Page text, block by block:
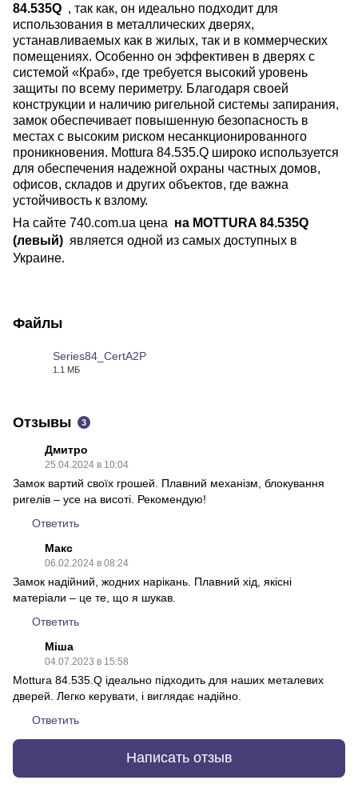
84.535Q , так как, он идеально подходит для
использования в металлических дверях,
устанавливаемых как в жилых, так и в коммерческих
помещениях. Особенно он эффективен в дверях с
системой «Краб», где требуется высокий уровень
защиты по всему периметру. Благодаря своей
конструкции и наличию ригельной системы запирания,
замок обеспечивает повышенную безопасность в
местах с высоким риском несанкционированного
проникновения. Mottura 84.535.Q широко используется
для обеспечения надежной охраны частных домов,
офисов, складов и других объектов, где важна
устойчивость к взлому.
На сайте 740.com.ua цена на MOTTURA 84.535Q
(левый) является одной из самых доступных в
Украине.
Файлы
Series84_CertA2P
1.1 МБ
Отзывы 3
Дмитро
25.04.2024 в 10:04
Замок вартий своїх грошей. Плавний механізм, блокування
ригелів – усе на висоті. Рекомендую!
Ответить
Макс
06.02.2024 в 08:24
Замок надійний, жодних нарікань. Плавний хід, якісні
матеріали – це те, що я шукав.
Ответить
Міша
04.07.2023 в 15:58
Mottura 84.535.Q ідеально підходить для наших металевих
дверей. Легко керувати, і виглядає надійно.
Ответить
Написать отзыв